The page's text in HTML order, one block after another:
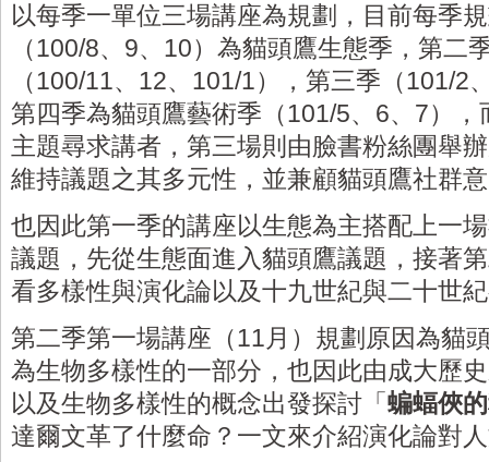
以每季一單位三場講座為規劃，目前每季
（100/8、9、10）為貓頭鷹生態季，第二
（100/11、12、101/1），第三季（101/2
第四季為貓頭鷹藝術季（101/5、6、7）
主題尋求講者，第三場則由臉書粉絲團舉
維持議題之其多元性，並兼顧貓頭鷹社群
也因此第一季的講座以生態為主搭配上一
議題，先從生態面進入貓頭鷹議題，接著
看多樣性與演化論以及十九世紀與二十世
第二季第一場講座（11月）規劃原因為貓
為生物多樣性的一部分，也因此由成大歷
以及生物多樣性的概念出發探討「蝙蝠俠
達爾文革了什麼命？一文來介紹演化論對